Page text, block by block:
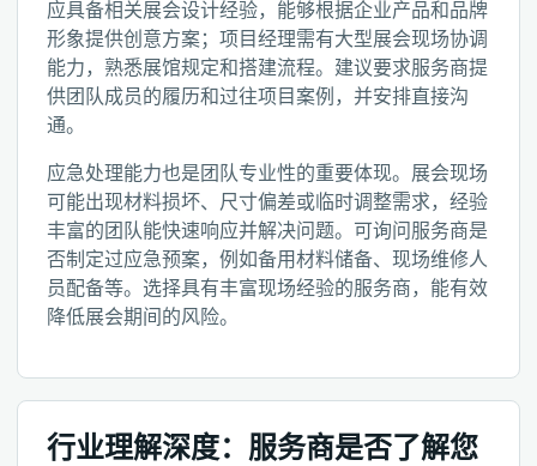
应具备相关展会设计经验，能够根据企业产品和品牌
形象提供创意方案；项目经理需有大型展会现场协调
能力，熟悉展馆规定和搭建流程。建议要求服务商提
供团队成员的履历和过往项目案例，并安排直接沟
通。
应急处理能力也是团队专业性的重要体现。展会现场
可能出现材料损坏、尺寸偏差或临时调整需求，经验
丰富的团队能快速响应并解决问题。可询问服务商是
否制定过应急预案，例如备用材料储备、现场维修人
员配备等。选择具有丰富现场经验的服务商，能有效
降低展会期间的风险。
行业理解深度：服务商是否了解您